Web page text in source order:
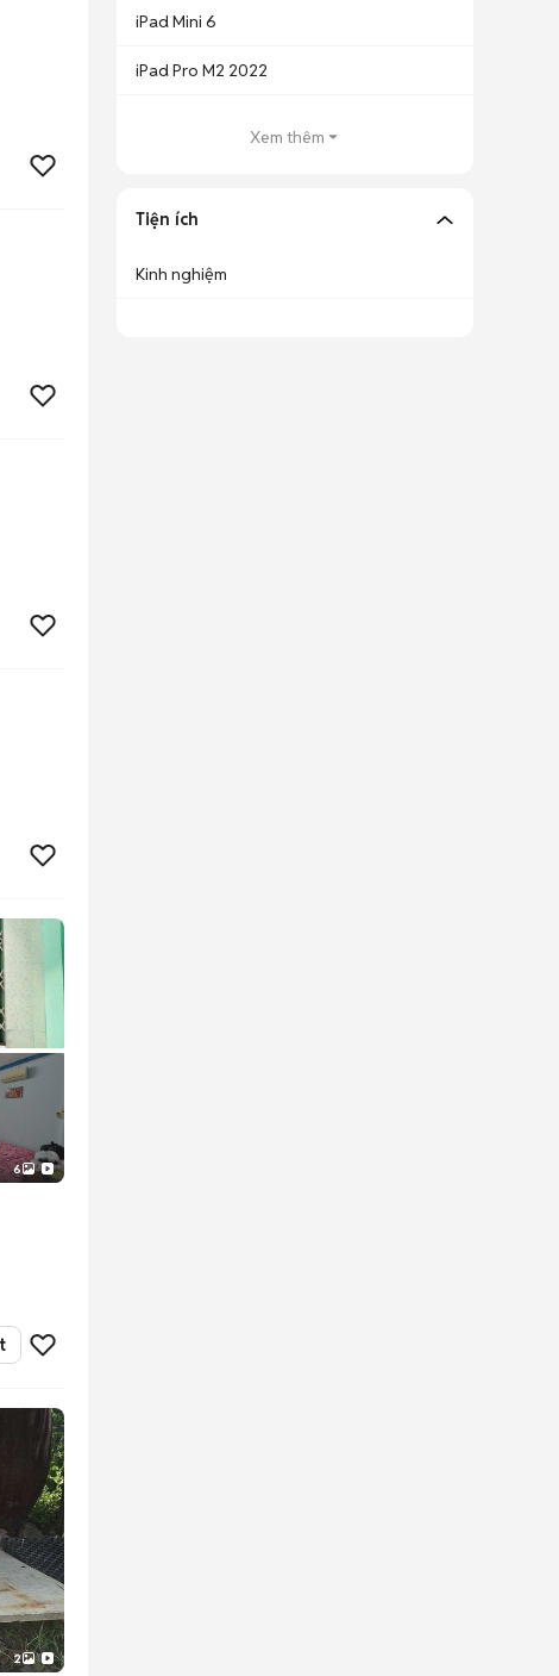
6
2
iPad Mini 6
iPad Pro M2 2022
Xem thêm
Tiện ích
Kinh nghiệm